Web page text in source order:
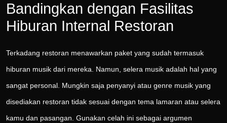
Bandingkan dengan Fasilitas
Hiburan Internal Restoran
Terkadang restoran menawarkan paket yang sudah termasuk
hiburan musik dari mereka. Namun, selera musik adalah hal yang
sangat personal. Mungkin saja penyanyi atau genre musik yang
disediakan restoran tidak sesuai dengan tema lamaran atau selera
kamu dan pasangan. Gunakan celah ini sebagai argumen